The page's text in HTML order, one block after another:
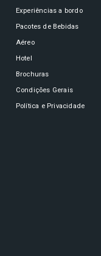
Experiências a bordo
Pacotes de Bebidas
Aéreo
Hotel
Brochuras
Condições Gerais
Política e Privacidade